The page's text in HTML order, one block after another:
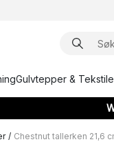
Gulvtepper &
/ Chestnut tallerken 21,6